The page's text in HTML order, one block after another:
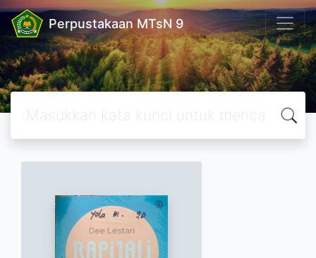
Perpustakaan MTsN 9